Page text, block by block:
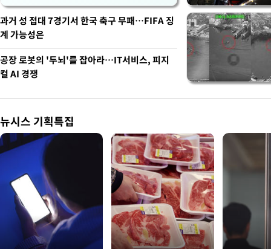
과거 성 접대 7경기서 한국 축구 무패…FIFA 징
계 가능성은
공장 로봇의 '두뇌'를 잡아라…IT서비스, 피지
컬 AI 경쟁
뉴시스 기획특집